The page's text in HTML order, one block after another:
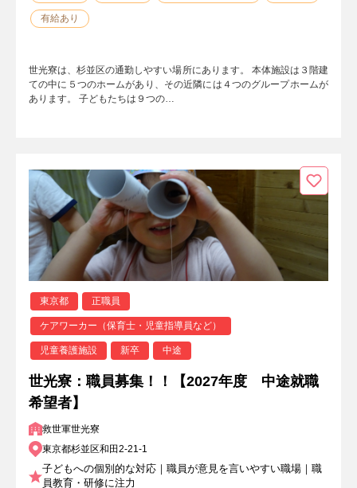
有給あり
世光寮は、杉並区の通勤しやすい場所にあります。 本体施設は３階建
ての中に５つのホームがあり、その近隣には４つのグループホームが
あります。 子どもたちは９つの…
東京都 正職員
ケアワーカー（保育士・児童指導員など）
児童養護施設 新卒 中途
世光寮：職員募集！！【2027年度 中途就職
希望者】
救世軍世光寮
東京都杉並区和田2-21-1
子どもへの個別的な対応｜職員が意見を言いやすい職場｜職
員教育・研修に注力